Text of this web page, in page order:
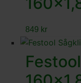
849 kr